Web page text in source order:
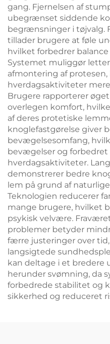
gang. Fjernelsen af
ubegrænset siddende
begrænsninger i tøjvalg.
tillader brugere at føle
hvilket forbedrer
Systemet muliggør
afmontering af
hverdagsaktiviteter
Brugere rapporterer
overlegen komfort,
af deres protetiske
knoglefastgørelse giver
bevægelsesomfang,
bevægelser og
hverdagsaktiviteter.
demonstrerer bedre
lem på grund af
Teknologien reducerer
mange brugere, hvilket
psykisk velvære.
problemer betyder
færre justeringer over
langsigtede
kan deltage i et bredere
herunder svømning, da
forbedrede stabilitet og
sikkerhed og reduceret